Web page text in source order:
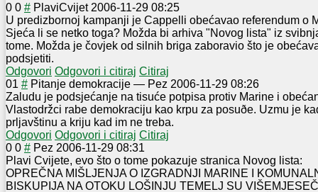
0 0 # PlaviCvijet 2006-11-29 08:25
U predizbornoj kampanji je Cappelli obećavao referendum o
Sjeća li se netko toga? Možda bi arhiva "Novog lista" iz
tome. Možda je čovjek od silnih briga zaboravio što je
podsjetiti.
Odgovori Odgovori i citiraj Citiraj
01 # Pitanje demokracije — Pez 2006-11-29 08:26
Zaludu je podsjećanje na tisuće potpisa protiv Marine i
Vlastodržci rabe demokraciju kao krpu za posuðe. Uzmu je
prljavštinu a kriju kad im ne treba.
Odgovori Odgovori i citiraj Citiraj
0 0 # Pez 2006-11-29 08:31
Plavi Cvijete, evo što o tome pokazuje stranica Novog lista:
OPREČNA MIŠLJENJA O IZGRADNJI MARINE I
BISKUPIJA NA OTOKU LOŠINJU TEMELJ SU